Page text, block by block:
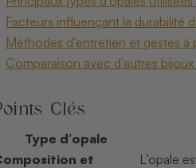
Facteurs influençant la durabilité
Méthodes d’entretien et gestes à
Comparaison avec d’autres
Clés
Type d’opale
et
L’opale